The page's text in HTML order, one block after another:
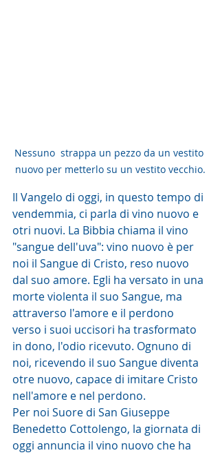
Nessuno  strappa un pezzo da un vestito
nuovo per metterlo su un vestito vecchio.
Il Vangelo di oggi, in questo tempo di
vendemmia, ci parla di vino nuovo e
otri nuovi. La Bibbia chiama il vino
"sangue dell'uva": vino nuovo è per
noi il Sangue di Cristo, reso nuovo
dal suo amore. Egli ha versato in una
morte violenta il suo Sangue, ma
attraverso l'amore e il perdono
verso i suoi uccisori ha trasformato
in dono, l'odio ricevuto. Ognuno di
noi, ricevendo il suo Sangue diventa
otre nuovo, capace di imitare Cristo
nell'amore e nel perdono.
Per noi Suore di San Giuseppe
Benedetto Cottolengo, la giornata di
oggi annuncia il vino nuovo che ha